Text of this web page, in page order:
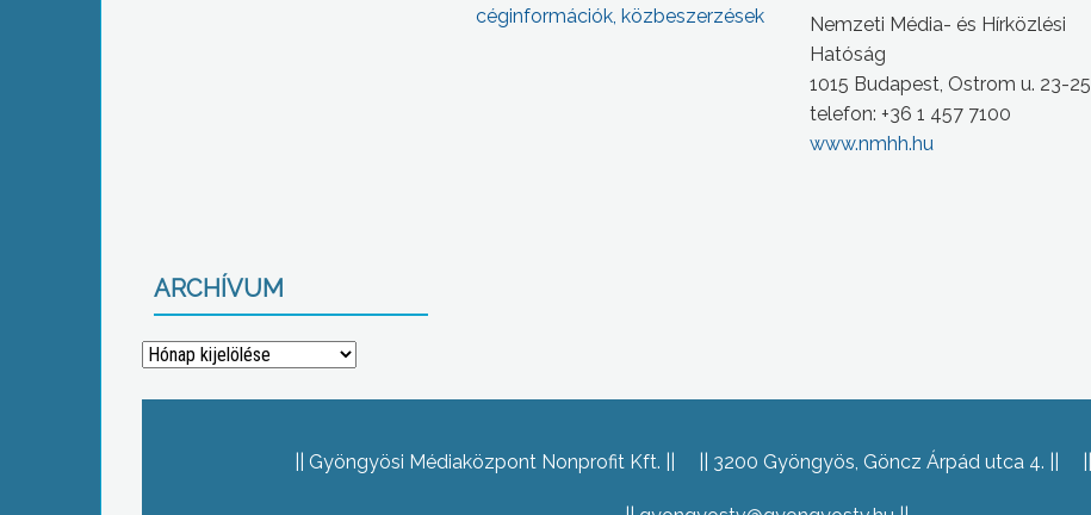
céginformációk, közbeszerzések
Nemzeti Média- és Hírközlési
Hatóság
1015 Budapest, Ostrom u. 23-25
telefon: +36 1 457 7100
www.nmhh.hu
ARCHÍVUM
Archívum
Gyöngyösi Médiaközpont Nonprofit Kft. 3200 Gyöngyös, Göncz Árpád utca 4.